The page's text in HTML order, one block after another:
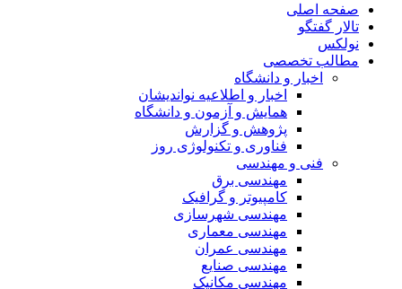
صفحه اصلی
تالار گفتگو
نولکس
مطالب تخصصی
اخبار و دانشگاه
اخبار و اطلاعیه نواندیشان
همایش و آزمون و دانشگاه
پژوهش و گزارش
فناوری و تکنولوژی روز
فنی و مهندسی
مهندسی برق
کامپیوتر و گرافیک
مهندسی شهرسازی
مهندسی معماری
مهندسی عمران
مهندسی صنایع
مهندسی مکانیک